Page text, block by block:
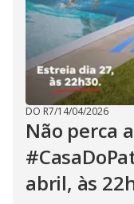
DO R7/14/04/2026
Não perca
abril, às